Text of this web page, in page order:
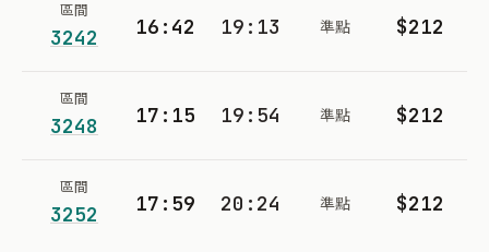
區間
3242 16:42 19:13 準點 $212
區間
3248 17:15 19:54 準點 $212
區間
3252 17:59 20:24 準點 $212